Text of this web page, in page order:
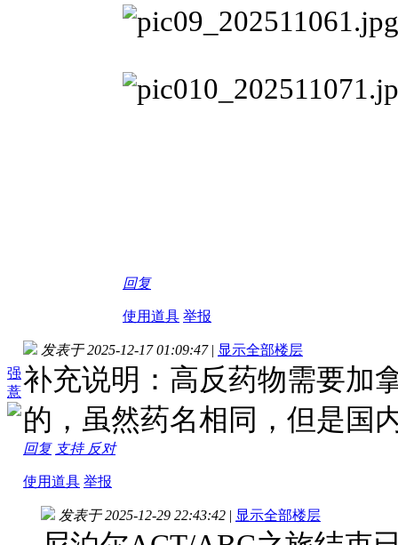
回复
使用道具 举报
强
薏
发表于 2025-12-17 01:09:47 | 显示全部楼层
补充说明：高反药物需要加
的，虽然药名相同，但是国
回复 支持 反对
使用道具 举报
发表于 2025-12-29 22:43:42 | 显示全部楼层